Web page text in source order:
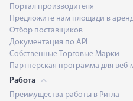
Портал производителя
Предложите нам площади в
Отбор поставщиков
Документация по API
Собственные Торговые Марки
Партнерская программа для
Работа
Преимущества работы в Ригла